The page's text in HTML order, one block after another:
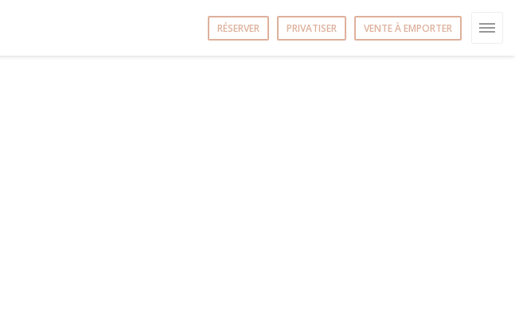
RÉSERVER PRIVATISER VENTE À EMPORTER